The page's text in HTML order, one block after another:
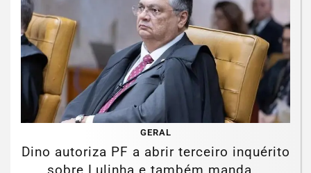
GERAL
Dino autoriza PF a abrir terceiro inquérito
sobre Lulinha e também manda...